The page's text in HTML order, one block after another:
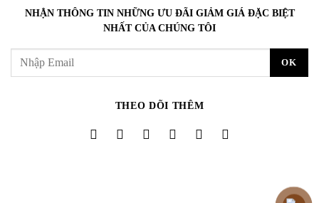
NHẬN THÔNG TIN NHỮNG ƯU ĐÃI GIẢM GIÁ ĐẶC BIỆT
NHẤT CỦA CHÚNG TÔI
THEO DÕI THÊM